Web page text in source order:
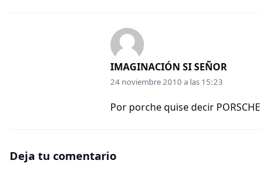
IMAGINACIÓN SI SEÑOR
24 noviembre 2010 a las 15:23
Por porche quise decir PORSCHE
Deja tu comentario